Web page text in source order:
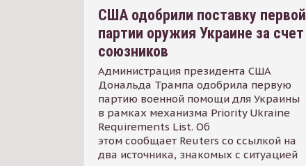
США одобрили поставку первой
партии оружия Украине за счет
союзников
Администрация президента США
Дональда Трампа одобрила первую
партию военной помощи для Украины
в рамках механизма Priority Ukraine
Requirements List. Об
этом сообщает Reuters со ссылкой на
два источника, знакомых с ситуацией